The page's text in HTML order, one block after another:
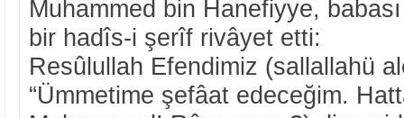
Muhammed bin Hanefiyye,
bir hadîs-i şerîf rivâyet etti:
Resûlullah Efendimiz (sallallahü
“Ümmetime şefâat edeceğim.